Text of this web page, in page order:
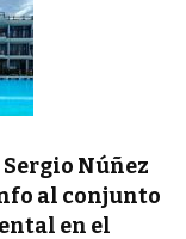
Sergio Núñez
al conjunto
en el